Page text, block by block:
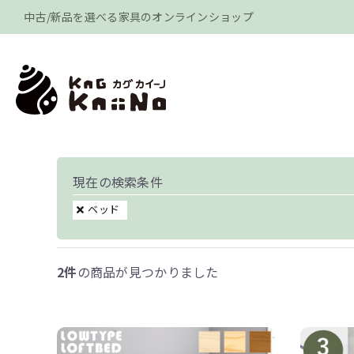
中古/新品を選べる家具のオンラインショップ
現在の検索条件
ベッド
2件の商品が見つかりました